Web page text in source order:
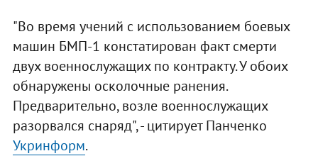
"Во время учений с использованием боевых
машин БМП-1 констатирован факт смерти
двух военнослужащих по контракту. У обоих
обнаружены осколочные ранения.
Предварительно, возле военнослужащих
разорвался снаряд", - цитирует Панченко
Укринформ.